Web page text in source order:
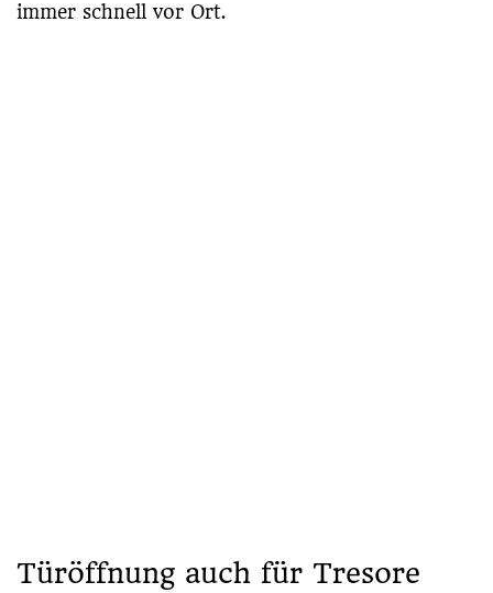
immer schnell vor Ort.
Türöffnung auch für Tresore